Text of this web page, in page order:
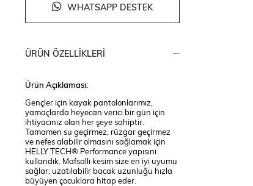
WHATSAPP DESTEK
ÜRÜN ÖZELLIKLERI
Ürün Açıklaması:
Gençler için kayak pantolonlarımız,
yamaçlarda heyecan verici bir gün için
ihtiyacınız olan her şeye sahiptir.
Tamamen su geçirmez, rüzgar geçirmez
ve nefes alabilir olmasını sağlamak için
HELLY TECH® Performance yapısını
kullandık. Mafsallı kesim size en iyi uyumu
sağlar; uzatılabilir bacak uzunluğu hızla
büyüyen çocuklara hitap eder.